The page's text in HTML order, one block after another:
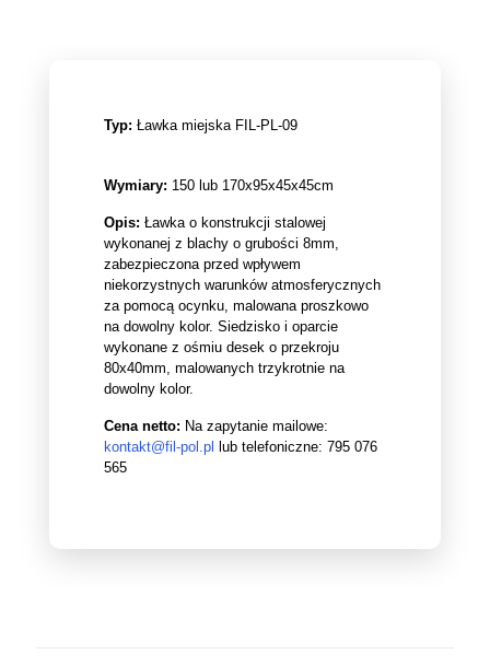
Typ: Ławka miejska FIL-PL-09
Wymiary: 150 lub 170x95x45x45cm
Opis: Ławka o konstrukcji stalowej
wykonanej z blachy o grubości 8mm,
zabezpieczona przed wpływem
niekorzystnych warunków atmosferycznych
za pomocą ocynku, malowana proszkowo
na dowolny kolor. Siedzisko i oparcie
wykonane z ośmiu desek o przekroju
80x40mm, malowanych trzykrotnie na
dowolny kolor.
Cena netto: Na zapytanie mailowe:
kontakt@fil-pol.pl lub telefoniczne: 795 076
565